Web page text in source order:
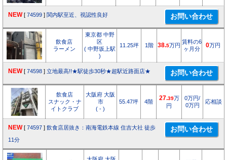
NEW [ 74599 ] 関内駅至近、視認性良好
飲食店
ラーメン
東京都 中野
区
( 中野坂上駅
)
11.25坪 1階 38.5万円
賃料の6
ヶ月分
0万円
NEW [ 74598 ] 立地最高!!★駅徒歩30秒★超駅近路面店★
飲食店
スナック・ナ
イトクラブ
大阪府 大阪
市
( - )
55.47坪 4階
27.39万
円
0万円/
0万円
応相談
NEW [ 74597 ] 飲食店居抜き：南海電鉄本線 住吉大社 徒歩
11分